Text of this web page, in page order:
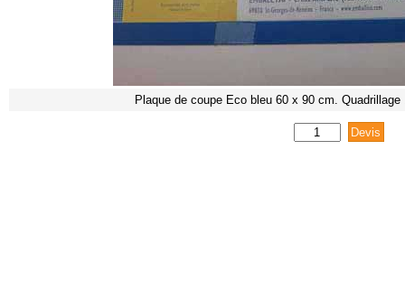
Plaque de coupe Eco bleu 60 x 90 cm.